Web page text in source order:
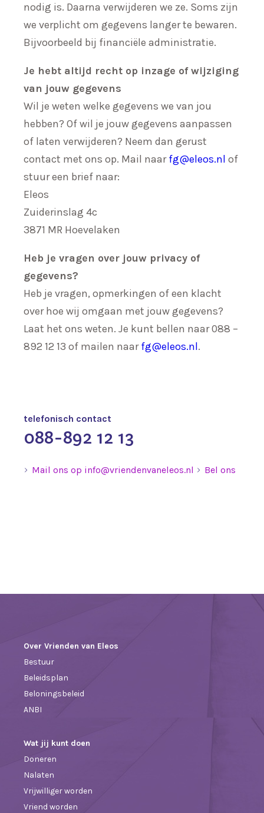
nodig is. Daarna verwijderen we ze. Soms zijn
we verplicht om gegevens langer te bewaren.
Bijvoorbeeld bij financiële administratie.
Je hebt altijd recht op inzage of wijziging
van jouw gegevens
Wil je weten welke gegevens we van jou
hebben? Of wil je jouw gegevens aanpassen
of laten verwijderen? Neem dan gerust
contact met ons op. Mail naarfg@eleos.nl of
stuur een brief naar:
Eleos
Zuiderinslag 4c
3871 MR Hoevelaken
Heb je vragen over jouw privacy of
gegevens?
Heb je vragen, opmerkingen of een klacht
over hoe wij omgaan met jouw gegevens?
Laat het ons weten. Je kunt bellen naar 088 –
892 12 13 of mailen naarfg@eleos.nl.
telefonisch contact
088-892 12 13
Mail ons op info@vriendenvaneleos.nl Bel ons
Over Vrienden van Eleos
Bestuur
Beleidsplan
Beloningsbeleid
ANBI
Wat jij kunt doen
Doneren
Nalaten
Vrijwilliger worden
Vriend worden